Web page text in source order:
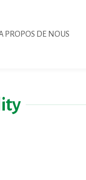
PROPOS DE NOUS